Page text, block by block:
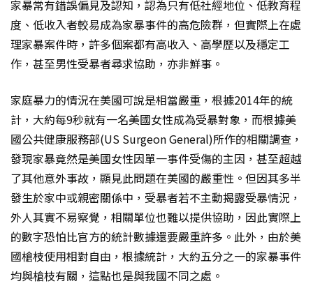
家暴常有錯誤偏見及認知，認為只有低社經地位、低教育程
度、低收入者較易成為家暴事件的高危險群，但實際上在處
理家暴案件時，許多個案都有高收入、高學歷以及穩定工
作，甚至男性受暴者尋求協助，亦非鮮事。
家庭暴力的情況在美國可說是相當嚴重，根據2014年的統
計，大約每9秒就有一名美國女性成為受暴對象，而根據美
國公共健康服務部(US Surgeon General)所作的相關調查，
發現家暴竟然是美國女性因單一事件受傷的主因，甚至超越
了其他意外事故，顯見此問題在美國的嚴重性。但因其多半
發生於家中或親密關係中，受暴者若不主動揭露受暴情況，
外人其實不易察覺，相關單位也難以提供協助，因此實際上
的數字恐怕比官方的統計數據還要嚴重許多。此外，由於美
國槍枝使用相對自由，根據統計，大約五分之一的家暴事件
均與槍枝有關，這點也是與我國不同之處。